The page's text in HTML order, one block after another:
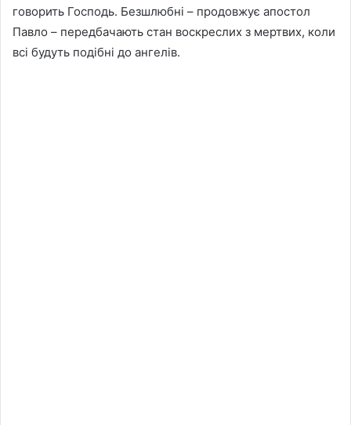
говорить Господь. Безшлюбні – продовжує апостол
Павло – передбачають стан воскреслих з мертвих, коли
всі будуть подібні до ангелів.